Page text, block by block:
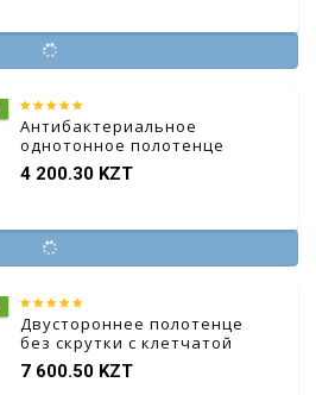
Антибактериальное
однотонное полотенце
4 200.30 KZT
Двустороннее полотенце
без скрутки с клетчатой
печатью в двойной
упаковке
7 600.50 KZT